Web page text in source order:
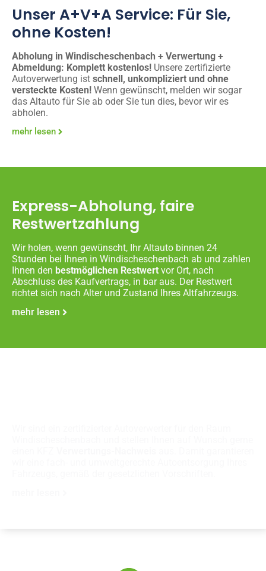
Unser A+V+A Service: Für Sie,
ohne Kosten!
Abholung in Windischeschenbach + Verwertung +
Abmeldung: Komplett kostenlos! Unsere zertifizierte
Autoverwertung ist schnell, unkompliziert und ohne
versteckte Kosten! Wenn gewünscht, melden wir sogar
das Altauto für Sie ab oder Sie tun dies, bevor wir es
abholen.
mehr lesen
Express-Abholung, faire
Restwertzahlung
Wir holen, wenn gewünscht, Ihr Altauto binnen 24
Stunden bei Ihnen in Windischeschenbach ab und zahlen
Ihnen den bestmöglichen Restwert vor Ort, nach
Abschluss des Kaufvertrags, in bar aus. Der Restwert
richtet sich nach Alter und Zustand Ihres Altfahrzeugs.
mehr lesen